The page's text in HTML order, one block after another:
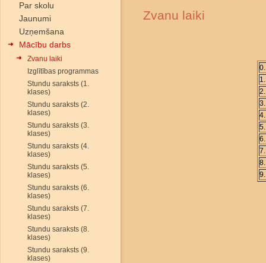
Par skolu
Jaunumi
Uzņemšana
Mācību darbs
Zvanu laiki
Izglītības programmas
Stundu saraksts (1.
klases)
Stundu saraksts (2.
klases)
Stundu saraksts (3.
klases)
Stundu saraksts (4.
klases)
Stundu saraksts (5.
klases)
Stundu saraksts (6.
klases)
Stundu saraksts (7.
klases)
Stundu saraksts (8.
klases)
Stundu saraksts (9.
klases)
Zvanu laiki